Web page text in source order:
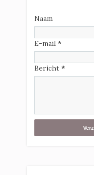
Naam
E-mail *
Bericht *